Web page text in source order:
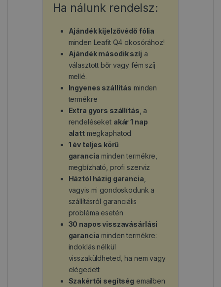
Ha nálunk rendelsz:
Ajándék kijelzővédő fólia
minden Leafit Q4 okosórához!
Ajándék második szíj a
választott bőr vagy fém szíj
mellé.
Ingyenes szállítás minden
termékre
Extra gyors szállítás , a
rendeléseket akár 1 nap
alattmegkaphatod
1 év teljes körű
garancia minden termékre,
megbízható, profi szerviz
Háztól házig garancia
vagyis mi gondoskodunk a
szállításról garanciális
probléma esetén
30 napos visszavásárlási
garancia minden termékre:
indoklás nélkül
visszaküldheted, ha nem vagy
elégedett
Szakértői segítség emailben